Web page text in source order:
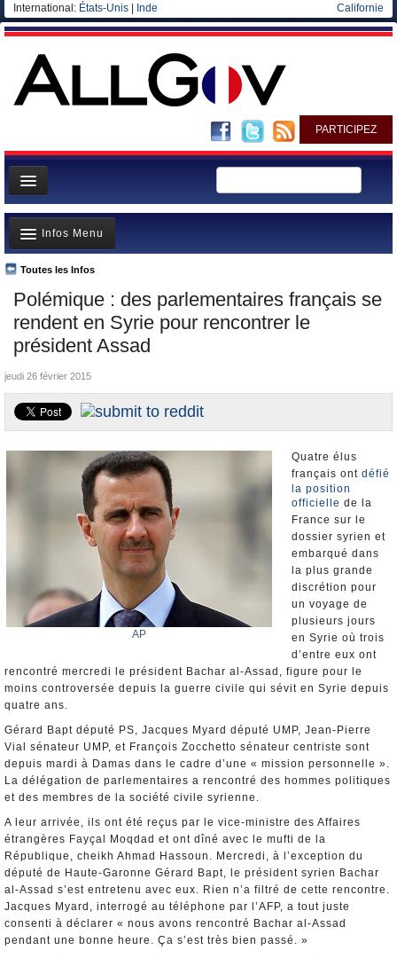
International: États-Unis Inde Californie
PARTICIPEZ
Page d'accueil
Infos
Gouvernement
Ministères/Directions
Blog
Elections européennes
Polémique : des parlementaires français se
rendent en Syrie pour rencontrer le
président Assad
Toutes les Infos
Infos Menu
A la Une
Polémiques
Où va l’argent?
Elections européennes
Infos insolites
jeudi 26 février 2015
AP
Quatre élus
français ont défié
la position
officielle de la
France sur le
dossier syrien et
embarqué dans
la plus grande
discrétion pour
un voyage de
plusieurs jours
en Syrie où trois
d’entre eux ont
rencontré mercredi le président Bachar al-Assad, figure pour le
moins controversée depuis la guerre civile qui sévit en Syrie depuis
quatre ans.
Gérard Bapt député PS, Jacques Myard député UMP, Jean-Pierre
Vial sénateur UMP, et François Zocchetto sénateur centriste sont
depuis mardi à Damas dans le cadre d’une « mission personnelle ».
La délégation de parlementaires a rencontré des hommes politiques
et des membres de la société civile syrienne.
A leur arrivée, ils ont été reçus par le vice-ministre des Affaires
étrangères Fayçal Moqdad et ont dîné avec le mufti de la
République, cheikh Ahmad Hassoun. Mercredi, à l’exception du
député de Haute-Garonne Gérard Bapt, le président syrien Bachar
al-Assad s’est entretenu avec eux. Rien n’a filtré de cette rencontre.
Jacques Myard, interrogé au téléphone par l’AFP, a tout juste
consenti à déclarer « nous avons rencontré Bachar al-Assad
pendant une bonne heure. Ça s’est très bien passé. »